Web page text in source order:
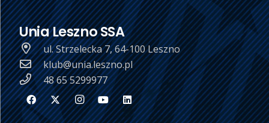
Unia Leszno SSA
ul. Strzelecka 7, 64-100 Leszno
klub@unia.leszno.pl
48 65 5299977